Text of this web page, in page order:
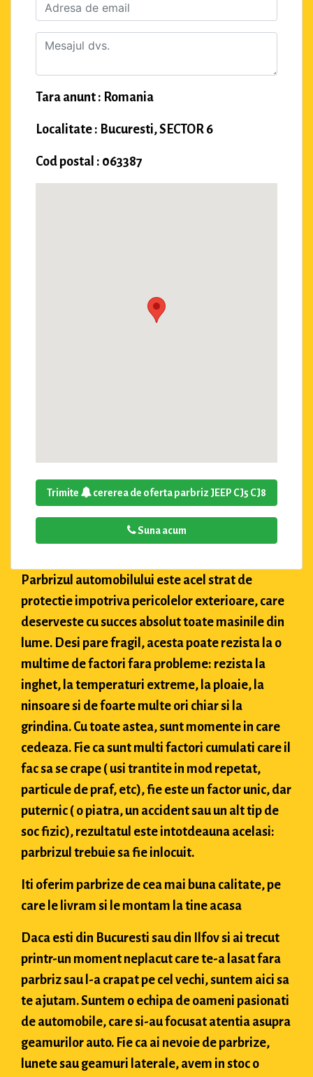
Tara anunt : Romania
Localitate : Bucuresti, SECTOR 6
Cod postal : 063387
Trimite cererea de oferta parbriz JEEP CJ5 CJ8
Suna acum
Parbrizul automobilului este acel strat de
protectie impotriva pericolelor exterioare, care
deserveste cu succes absolut toate masinile din
lume. Desi pare fragil, acesta poate rezista la o
multime de factori fara probleme: rezista la
inghet, la temperaturi extreme, la ploaie, la
ninsoare si de foarte multe ori chiar si la
grindina. Cu toate astea, sunt momente in care
cedeaza. Fie ca sunt multi factori cumulati care il
fac sa se crape ( usi trantite in mod repetat,
particule de praf, etc), fie este un factor unic, dar
puternic ( o piatra, un accident sau un alt tip de
soc fizic), rezultatul este intotdeauna acelasi:
parbrizul trebuie sa fie inlocuit.
Iti oferim parbrize de cea mai buna calitate, pe
care le livram si le montam la tine acasa
Daca esti din Bucuresti sau din Ilfov si ai trecut
printr-un moment neplacut care te-a lasat fara
parbriz sau l-a crapat pe cel vechi, suntem aici sa
te ajutam. Suntem o echipa de oameni pasionati
de automobile, care si-au focusat atentia asupra
geamurilor auto. Fie ca ai nevoie de parbrize,
lunete sau geamuri laterale, avem in stoc o